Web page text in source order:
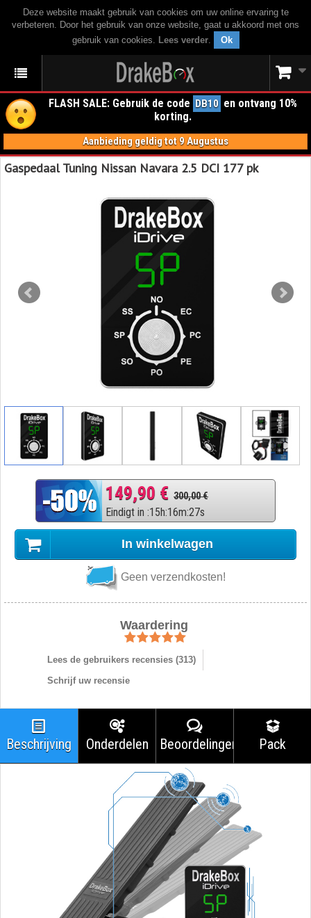
Deze website maakt gebruik van cookies om uw online ervaring te
verbeteren. Door het gebruik van onze website, gaat u akkoord met ons
gebruik van cookies. Lees verder. Ok
FLASH SALE: Gebruik de code DB10 en ontvang 10%
korting.
Aanbieding geldig tot 9 Augustus
Gaspedaal Tuning Nissan Navara 2.5 DCI 177 pk
149,90 € 300,00 €
Eindigt in :15h:16m:26s
In winkelwagen
Geen verzendkosten!
Waardering
Lees de gebruikers recensies (313)
Schrijf uw recensie
Beschrijving Onderdelen Beoordelingen Pack